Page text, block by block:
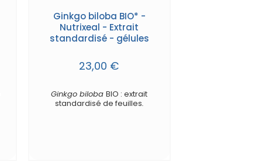
Ginkgo biloba BIO* -
Nutrixeal - Extrait
standardisé - gélules
23,00 €
Ginkgo bilobaBIO : extrait
standardisé de feuilles.